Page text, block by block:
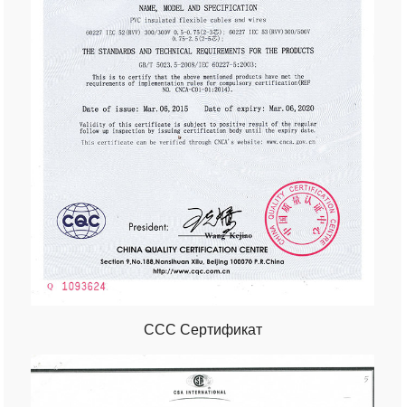
CCC Сертификат